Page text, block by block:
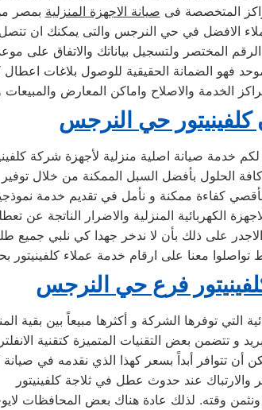
المتخصصة فى صيانة الاجهزة المنزلية بمصر
الافضل في حي النرجس والتى يمكنك ان
المختصر ولتسجيل بياناتك والاتفاق على
فهو الضمانة الحقيقية للوصول بلاغات
الخدمة والاصلاح واماكن المعارض
حي النرجس
خدمة صيانة اصلية منزلية لأجهزة شركة
الحلول بأفضل السبل الممكنة من خلال توفير
كفاءة ممكنة و نأمل في تقديم خدمة
الكهربائية المنزلية والاضرار الناتجة عن
على ذلك بأن لا ندخر جهدا كي نلبي جميع
تواصلوا معنا على ارقام خدمة عملاء
فرع حي النرجس
أن تتوافر أبداً بسعر كهذا الذي نقدمه في صيانة